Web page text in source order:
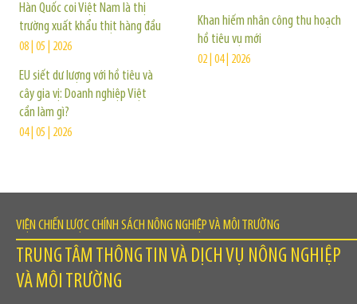
Hàn Quốc coi Việt Nam là thị
trường xuất khẩu thịt hàng đầu
08 | 05 | 2026
EU siết dư lượng với hồ tiêu và
cây gia vị: Doanh nghiệp Việt
cần làm gì?
04 | 05 | 2026
Khan hiếm nhân công thu hoạch
hồ tiêu vụ mới
02 | 04 | 2026
VIỆN CHIẾN LƯỢC CHÍNH SÁCH NÔNG NGHIỆP VÀ MÔI TRƯỜNG
TRUNG TÂM THÔNG TIN VÀ DỊCH VỤ NÔNG NGHIỆP
VÀ MÔI TRƯỜNG